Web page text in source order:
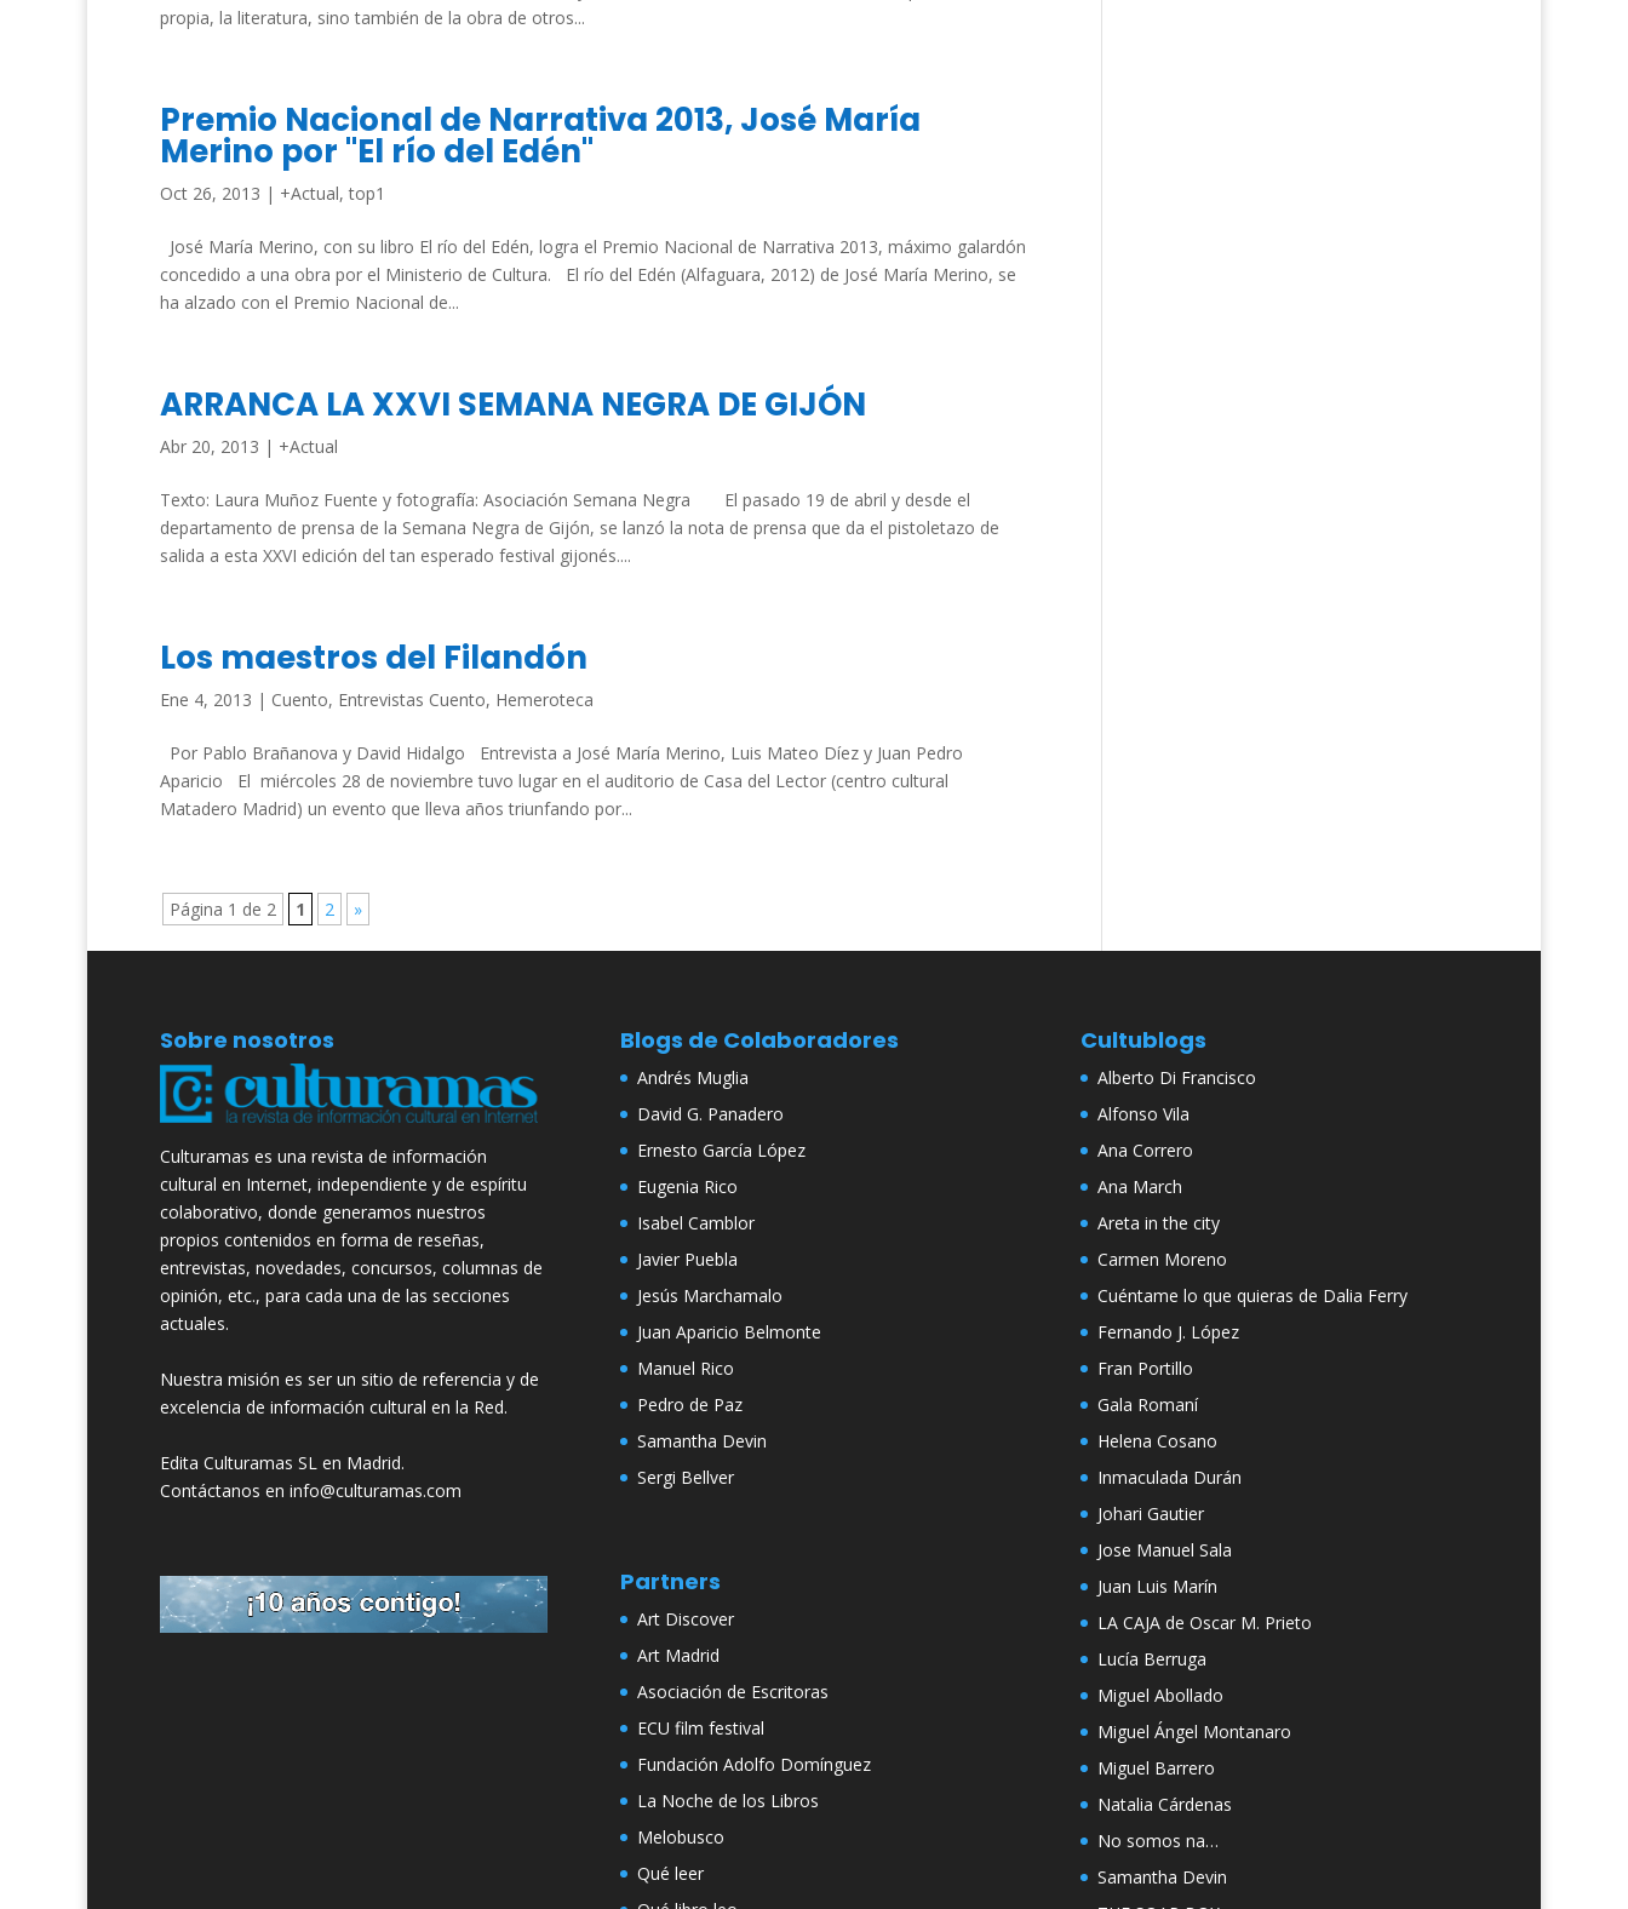
propia, la literatura, sino también de la obra de otros...
Premio Nacional de Narrativa 2013, José María
Merino por "El río del Edén"
Oct 26, 2013 | +Actual,top1
José María Merino, con su libro El río del Edén, logra el Premio Nacional de Narrativa 2013, máximo galardón
concedido a una obra por el Ministerio de Cultura. El río del Edén (Alfaguara, 2012) de José María Merino, se
ha alzado con el Premio Nacional de...
ARRANCA LA XXVI SEMANA NEGRA DE GIJÓN
Abr 20, 2013 | +Actual
Texto: Laura Muñoz Fuente y fotografía: Asociación Semana Negra El pasado 19 de abril y desde el
departamento de prensa de la Semana Negra de Gijón, se lanzó la nota de prensa que da el pistoletazo de
salida a esta XXVI edición del tan esperado festival gijonés....
Los maestros del Filandón
Ene 4, 2013 | Cuento, Entrevistas Cuento, Hemeroteca
Por Pablo Brañanova y David Hidalgo Entrevista a José María Merino, Luis Mateo Díez y Juan Pedro
Aparicio El miércoles 28 de noviembre tuvo lugar en el auditorio de Casa del Lector (centro cultural
Matadero Madrid) un evento que lleva años triunfando por...
Página 1 de 2 1 2 »
Sobre nosotros
Culturamas es una revista de información
cultural en Internet, independiente y de espíritu
colaborativo, donde generamos nuestros
propios contenidos en forma de reseñas,
entrevistas, novedades, concursos, columnas de
opinión, etc., para cada una de las secciones
actuales.
Nuestra misión es ser un sitio de referencia y de
excelencia de información cultural en la Red.
Edita Culturamas SL en Madrid.
Contáctanos en info@culturamas.com
Blogs de Colaboradores
Andrés Muglia
David G. Panadero
Ernesto García López
Eugenia Rico
Isabel Camblor
Javier Puebla
Jesús Marchamalo
Juan Aparicio Belmonte
Manuel Rico
Pedro de Paz
Samantha Devin
Sergi Bellver
Partners
Art Discover
Art Madrid
Asociación de Escritoras
ECU film festival
Fundación Adolfo Domínguez
La Noche de los Libros
Melobusco
Qué leer
Cultublogs
Alberto Di Francisco
Alfonso Vila
Ana Correro
Ana March
Areta in the city
Carmen Moreno
Cuéntame lo que quieras de Dalia Ferry
Fernando J. López
Fran Portillo
Gala Romaní
Helena Cosano
Inmaculada Durán
Johari Gautier
Jose Manuel Sala
Juan Luis Marín
LA CAJA de Oscar M. Prieto
Lucía Berruga
Miguel Abollado
Miguel Ángel Montanaro
Miguel Barrero
Natalia Cárdenas
No somos na…
Samantha Devin